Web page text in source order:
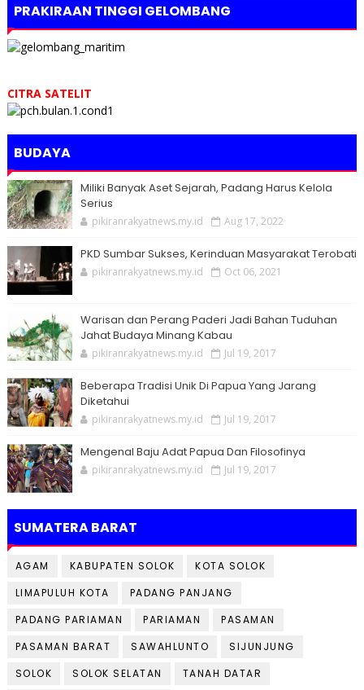
PRAKIRAAN TINGGI GELOMBANG
CITRA SATELIT
BUDAYA
Miliki Banyak Aset Sejarah, Padang Harus Kelola
Serius
pikiranrakyatnews.my.id Aug 17, 2022
PKD Sumbar Sukses, Kerinduan Masyarakat Terobati
pikiranrakyatnews.my.id Oct 06, 2021
Warisan dan Perang Paderi Jadi Bahan Tuduhan
Jahat Budaya Minang Kabau
pikiranrakyatnews.my.id Jul 19, 2017
Beberapa Tradisi Unik Di Papua Yang Jarang
Diketahui
pikiranrakyatnews.my.id Jul 19, 2017
Mengenal Baju Adat Papua Dan Filosofinya
pikiranrakyatnews.my.id Jul 19, 2017
SUMATERA BARAT
AGAM KABUPATEN SOLOK
KOTA SOLOK
LIMAPULUH KOTA
PADANG PANJANG
PADANG PARIAMAN
PARIAMAN
PASAMAN
PASAMAN BARAT
SAWAHLUNTO
SIJUNJUNG
SOLOK
SOLOK SELATAN
TANAH DATAR